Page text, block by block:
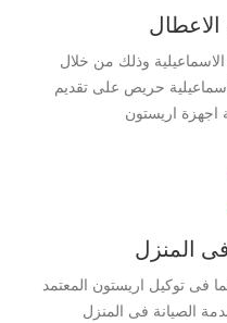
وذلك من خلال
بالاسماعيلية حريص على تقديم
اريستون
المنزل
فى توكيل اريستون المعتمد
الصيانة فى المنزل